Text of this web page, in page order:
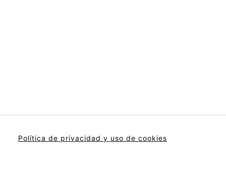
Política de privacidad y uso de cookies